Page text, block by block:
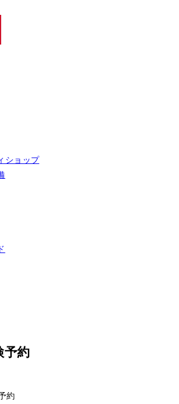
ショップ
予約
約